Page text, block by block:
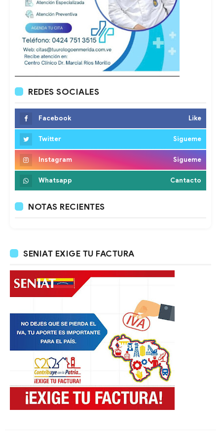
REDES SOCIALES
Facebook Like
Twitter Sigueme
Instagram Sigueme
Whatsapp Cantacto
NOTAS RECIENTES
SENIAT EXIGE TU FACTURA